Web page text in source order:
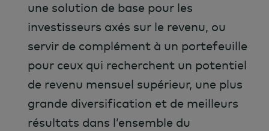
une solution de base pour les
investisseurs axés sur le revenu, ou
servir de complément à un portefeuille
pour ceux qui recherchent un potentiel
de revenu mensuel supérieur, une plus
grande diversification et de meilleurs
résultats dans l’ensemble du